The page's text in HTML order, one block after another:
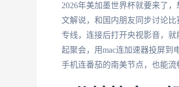
2026年美加墨世界杯就要来了
文解说，和国内朋友同步讨论
专线，连接后打开央视影音，
起聚会，用mac连加速器投屏到
手机连番茄的南美节点，也能